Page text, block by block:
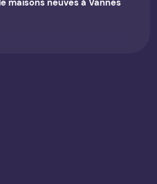
maisons neuves à Vannes